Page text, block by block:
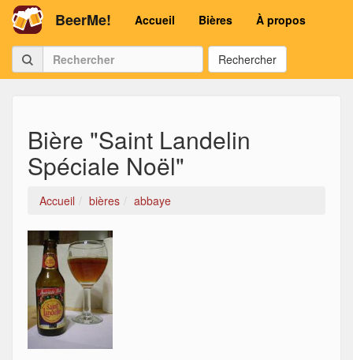
BeerMe! Accueil Bières À propos
Rechercher
Bière "Saint Landelin
Spéciale Noël"
Accueil bières abbaye